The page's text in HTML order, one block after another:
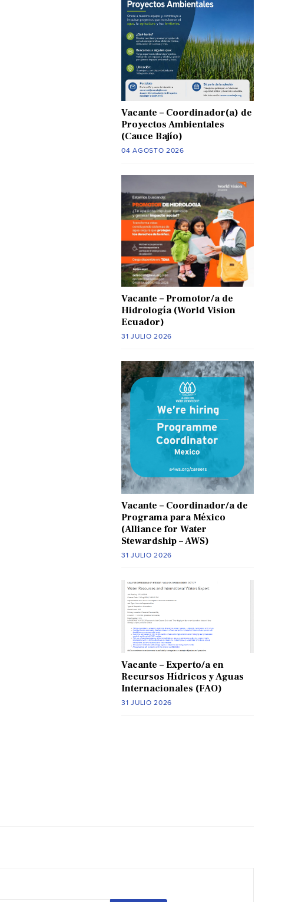
Vacante – Coordinador(a) de
Proyectos Ambientales
(Cauce Bajío)
04 AGOSTO 2026
Vacante – Promotor/a de
Hidrología (World Vision
Ecuador)
31 JULIO 2026
Vacante – Coordinador/a de
Programa para México
(Alliance for Water
Stewardship – AWS)
31 JULIO 2026
Vacante – Experto/a en
Recursos Hídricos y Aguas
Internacionales (FAO)
31 JULIO 2026